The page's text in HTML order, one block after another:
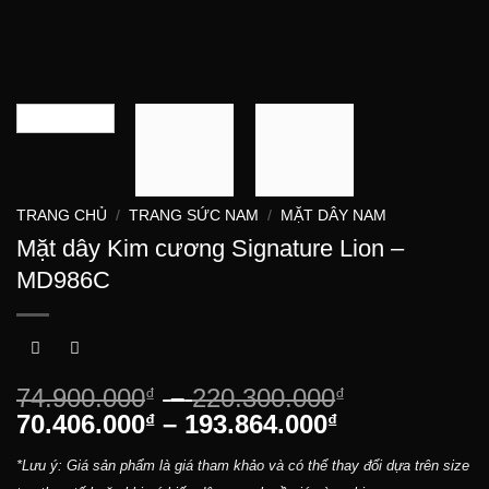
TRANG CHỦ / TRANG SỨC NAM / MẶT DÂY NAM
Mặt dây Kim cương Signature Lion –
MD986C
74.900.000₫ – 220.300.000₫
70.406.000₫ – 193.864.000₫Khoảng
từ
*Lưu ý: Giá sản phẩm là giá tham khảo và có thể thay đổi dựa trên size